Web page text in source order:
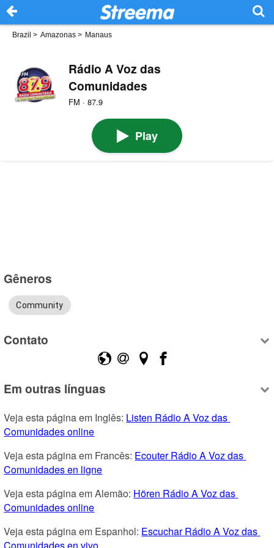
Brazil > Amazonas > Manaus
Rádio A Voz das
Comunidades
FM · 87.9
Play
Gêneros
Community
Contato
Em outras línguas
Veja esta página em Inglês: Listen Rádio A Voz das
Comunidades online
Veja esta página em Francês: Ecouter Rádio A Voz das
Comunidades en ligne
Veja esta página em Alemão: Hören Rádio A Voz das
Comunidades online
Veja esta página em Espanhol: Escuchar Rádio A Voz das
Comunidades en vivo